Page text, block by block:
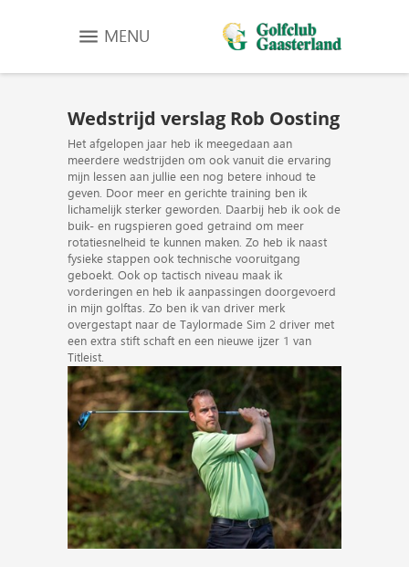
MENU
Wedstrijd verslag Rob Oosting
Het afgelopen jaar heb ik meegedaan aan
meerdere wedstrijden om ook vanuit die ervaring
mijn lessen aan jullie een nog betere inhoud te
geven. Door meer en gerichte training ben ik
lichamelijk sterker geworden. Daarbij heb ik ook de
buik- en rugspieren goed getraind om meer
rotatiesnelheid te kunnen maken. Zo heb ik naast
fysieke stappen ook technische vooruitgang
geboekt. Ook op tactisch niveau maak ik
vorderingen en heb ik aanpassingen doorgevoerd
in mijn golftas. Zo ben ik van driver merk
overgestapt naar de Taylormade Sim 2 driver met
een extra stift schaft en een nieuwe ijzer 1 van
Titleist.